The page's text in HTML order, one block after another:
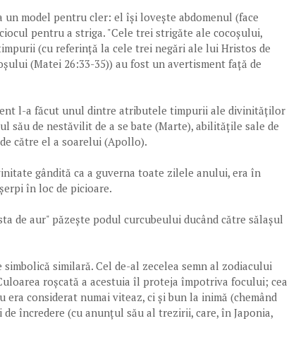
un model pentru cler: el își lovește abdomenul (face
pentru a striga. "Cele trei strigăte ale cocoșului,
(cu referință la cele trei negări ale lui Hristos de
(Matei 26:33-35)) au fost un avertisment față de
l-a făcut unul dintre atributele timpurii ale divinităților
său de nestăvilit de a se bate (Marte), abilitățile sale de
către el a soarelui (Apollo).
gândită ca a guverna toate zilele anului, era în
în loc de picioare.
de aur" păzește podul curcubeului ducând către sălașul
similară. Cel de-al zecelea semn al zodiacului
roșcată a acestuia îl proteja împotriva focului; cea
era considerat numai viteaz, ci și bun la inimă (chemând
încredere (cu anunțul său al trezirii, care, în Japonia,